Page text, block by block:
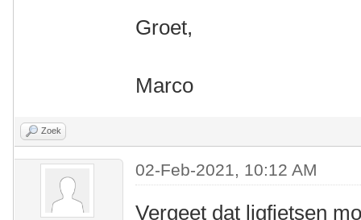
Groet,
Marco
Zoek
02-Feb-2021, 10:12 AM
Vergeet dat ligfietsen